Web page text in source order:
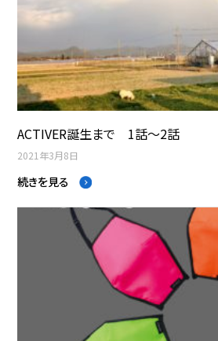
ACTIVER誕生まで 1話～2話
2021年3月8日
続きを見る